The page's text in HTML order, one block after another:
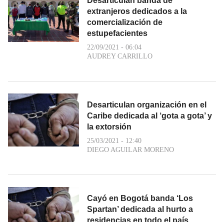
extranjeros dedicados a la
comercialización de
estupefacientes
22/09/2021 - 06:04
AUDREY CARRILLO
Desarticulan organización en el
Caribe dedicada al ‘gota a gota’ y
la extorsión
25/03/2021 - 12:40
DIEGO AGUILAR MORENO
Cayó en Bogotá banda ‘Los
Spartan’ dedicada al hurto a
residencias en todo el país